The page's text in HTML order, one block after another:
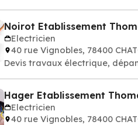
Noirot Etablissement
Electricien
40 rue Vignobles, 78400
Devis travaux électrique,
Hager Etablissement
Electricien
40 rue Vignobles, 78400